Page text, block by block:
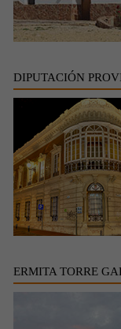
DIPUTACIÓN
ERMITA TORRE